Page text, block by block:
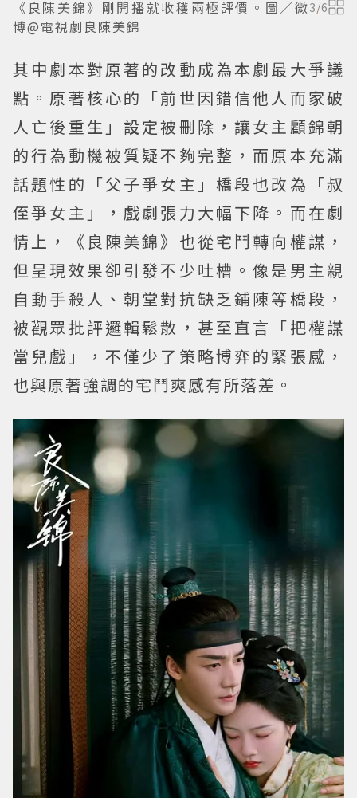
《良陳美錦》剛開播就收穫兩極評價。圖／微
博@電視劇良陳美錦
3/6
其中劇本對原著的改動成為本劇最大爭議
點。原著核心的「前世因錯信他人而家破
人亡後重生」設定被刪除，讓女主顧錦朝
的行為動機被質疑不夠完整，而原本充滿
話題性的「父子爭女主」橋段也改為「叔
侄爭女主」，戲劇張力大幅下降。而在劇
情上，《良陳美錦》也從宅鬥轉向權謀，
但呈現效果卻引發不少吐槽。像是男主親
自動手殺人、朝堂對抗缺乏鋪陳等橋段，
被觀眾批評邏輯鬆散，甚至直言「把權謀
當兒戲」，不僅少了策略博弈的緊張感，
也與原著強調的宅鬥爽感有所落差。